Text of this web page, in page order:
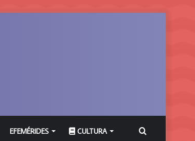
EFEMÉRIDES CULTURA Buscar